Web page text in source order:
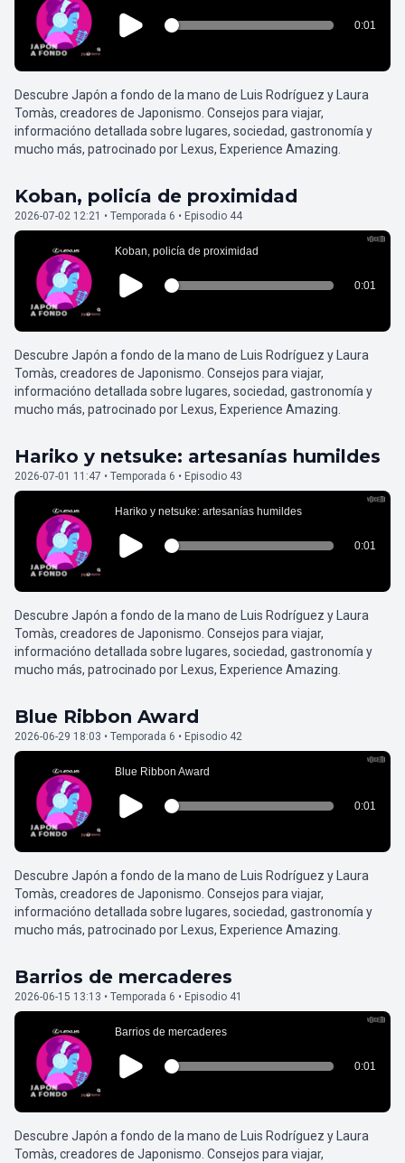
Descubre Japón a fondo de la mano de Luis Rodríguez y Laura
Tomàs, creadores de Japonismo. Consejos para viajar,
informacióno detallada sobre lugares, sociedad, gastronomía y
mucho más, patrocinado por Lexus, Experience Amazing.
Koban, policía de proximidad
2026-07-02 12:21 • Temporada 6 • Episodio 44
Descubre Japón a fondo de la mano de Luis Rodríguez y Laura
Tomàs, creadores de Japonismo. Consejos para viajar,
informacióno detallada sobre lugares, sociedad, gastronomía y
mucho más, patrocinado por Lexus, Experience Amazing.
Hariko y netsuke: artesanías humildes
2026-07-01 11:47 • Temporada 6 • Episodio 43
Descubre Japón a fondo de la mano de Luis Rodríguez y Laura
Tomàs, creadores de Japonismo. Consejos para viajar,
informacióno detallada sobre lugares, sociedad, gastronomía y
mucho más, patrocinado por Lexus, Experience Amazing.
Blue Ribbon Award
2026-06-29 18:03 • Temporada 6 • Episodio 42
Descubre Japón a fondo de la mano de Luis Rodríguez y Laura
Tomàs, creadores de Japonismo. Consejos para viajar,
informacióno detallada sobre lugares, sociedad, gastronomía y
mucho más, patrocinado por Lexus, Experience Amazing.
Barrios de mercaderes
2026-06-15 13:13 • Temporada 6 • Episodio 41
Descubre Japón a fondo de la mano de Luis Rodríguez y Laura
Tomàs, creadores de Japonismo. Consejos para viajar,